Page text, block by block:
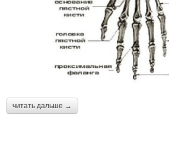
читать дальше →